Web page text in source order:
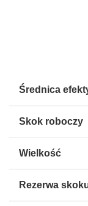
Średnica
Skok roboczy
Wielkość
Rezerwa